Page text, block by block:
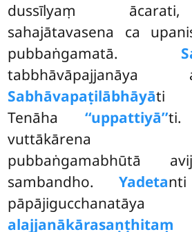
dussīlyaṃ
sahajātavasena ca
pubbaṅgamatā.
tabbhāvāpajjanāya
Sabhāvapaṭilābhāyāti
Tenāha‘‘uppattiyā’’ti.
vuttākārena
pubbaṅgamabhūtā
sambandho.Yadeta